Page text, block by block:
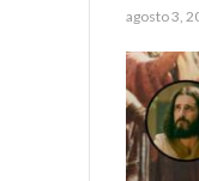
agosto 3,